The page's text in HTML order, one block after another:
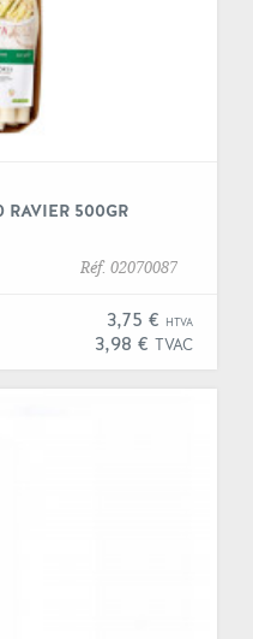
RAVIER 500GR
Réf. 02070087
3,75 € HTVA
3,98 €TVAC
une unité de "Asperge